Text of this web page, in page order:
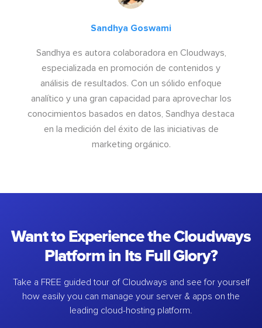
Sandhya Goswami
Sandhya es autora colaboradora en Cloudways,
especializada en promoción de contenidos y
análisis de resultados. Con un sólido enfoque
analítico y una gran capacidad para aprovechar los
conocimientos basados en datos, Sandhya destaca
en la medición del éxito de las iniciativas de
marketing orgánico.
Want to Experience the Cloudways
Platform in Its Full Glory?
Take a FREE guided tour of Cloudways and see for yourself
how easily you can manage your server & apps on the
leading cloud-hosting platform.